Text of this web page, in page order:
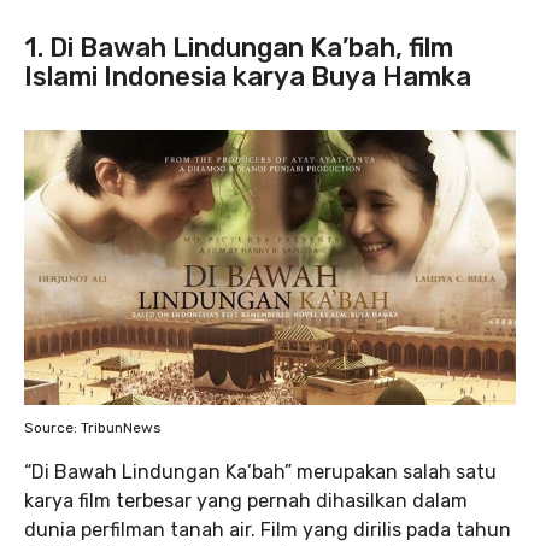
1. Di Bawah Lindungan Ka’bah, film
Islami Indonesia karya Buya Hamka
Source: TribunNews
“Di Bawah Lindungan Ka’bah” merupakan salah satu
karya film terbesar yang pernah dihasilkan dalam
dunia perfilman tanah air. Film yang dirilis pada tahun